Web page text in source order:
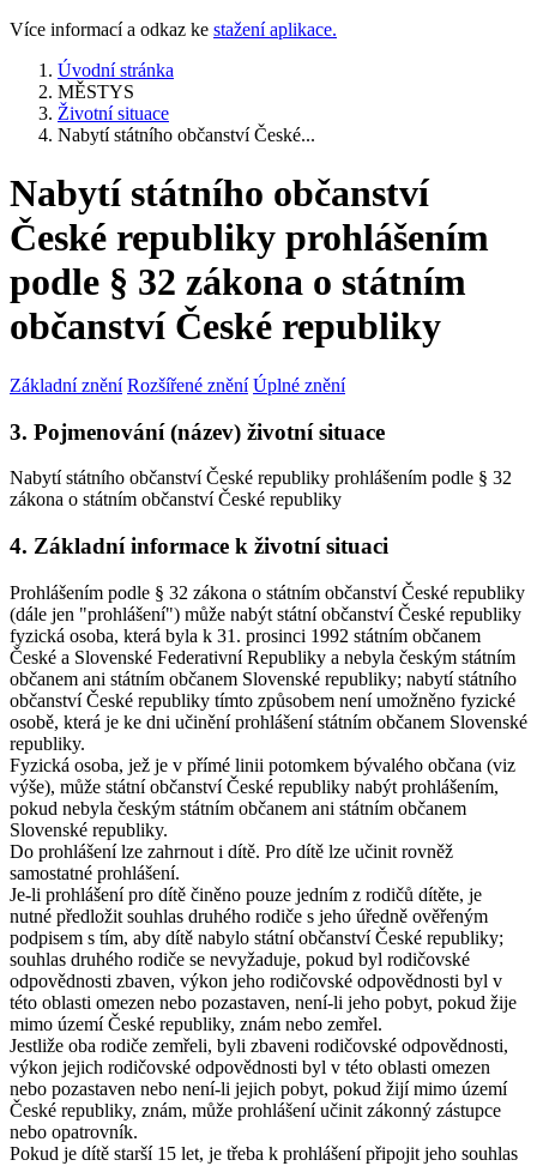
Více informací a odkaz ke stažení aplikace.
Úvodní stránka
MĚSTYS
Životní situace
Nabytí státního občanství České...
Nabytí státního občanství
České republiky prohlášením
podle § 32 zákona o státním
občanství České republiky
Základní znění Rozšířené znění Úplné znění
3. Pojmenování (název) životní situace
Nabytí státního občanství České republiky prohlášením podle § 32
zákona o státním občanství České republiky
4. Základní informace k životní situaci
Prohlášením podle § 32 zákona o státním občanství České republiky
(dále jen "prohlášení") může nabýt státní občanství České republiky
fyzická osoba, která byla k 31. prosinci 1992 státním občanem
České a Slovenské Federativní Republiky a nebyla českým státním
občanem ani státním občanem Slovenské republiky; nabytí státního
občanství České republiky tímto způsobem není umožněno fyzické
osobě, která je ke dni učinění prohlášení státním občanem Slovenské
republiky.
Fyzická osoba, jež je v přímé linii potomkem bývalého občana (viz
výše), může státní občanství České republiky nabýt prohlášením,
pokud nebyla českým státním občanem ani státním občanem
Slovenské republiky.
Do prohlášení lze zahrnout i dítě. Pro dítě lze učinit rovněž
samostatné prohlášení.
Je-li prohlášení pro dítě činěno pouze jedním z rodičů dítěte, je
nutné předložit souhlas druhého rodiče s jeho úředně ověřeným
podpisem s tím, aby dítě nabylo státní občanství České republiky;
souhlas druhého rodiče se nevyžaduje, pokud byl rodičovské
odpovědnosti zbaven, výkon jeho rodičovské odpovědnosti byl v
této oblasti omezen nebo pozastaven, není-li jeho pobyt, pokud žije
mimo území České republiky, znám nebo zemřel.
Jestliže oba rodiče zemřeli, byli zbaveni rodičovské odpovědnosti,
výkon jejich rodičovské odpovědnosti byl v této oblasti omezen
nebo pozastaven nebo není-li jejich pobyt, pokud žijí mimo území
České republiky, znám, může prohlášení učinit zákonný zástupce
nebo opatrovník.
Pokud je dítě starší 15 let, je třeba k prohlášení připojit jeho souhlas